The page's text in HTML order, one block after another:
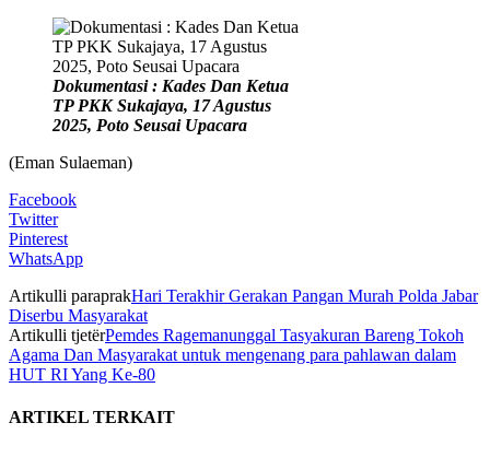
Dokumentasi : Kades Dan Ketua
TP PKK Sukajaya, 17 Agustus
2025, Poto Seusai Upacara
(Eman Sulaeman)
Facebook
Twitter
Pinterest
WhatsApp
Artikulli paraprakHari Terakhir Gerakan Pangan Murah Polda Jabar
Diserbu Masyarakat
Artikulli tjetërPemdes Ragemanunggal Tasyakuran Bareng Tokoh
Agama Dan Masyarakat untuk mengenang para pahlawan dalam
HUT RI Yang Ke-80
ARTIKEL TERKAIT